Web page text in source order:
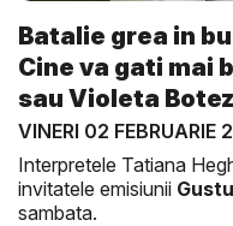
Batalie grea in
Cine va gati mai
sau Violeta
VINERI 02 FEBRUARIE
Interpretele Tatiana
invitatele emisiunii
sambata.